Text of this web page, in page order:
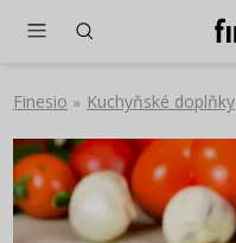
Finesio » Kuchyňské doplňky